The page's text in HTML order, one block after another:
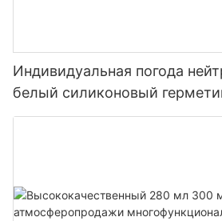
Индивидуальная погода
белый силиконовый
ванной комнаты